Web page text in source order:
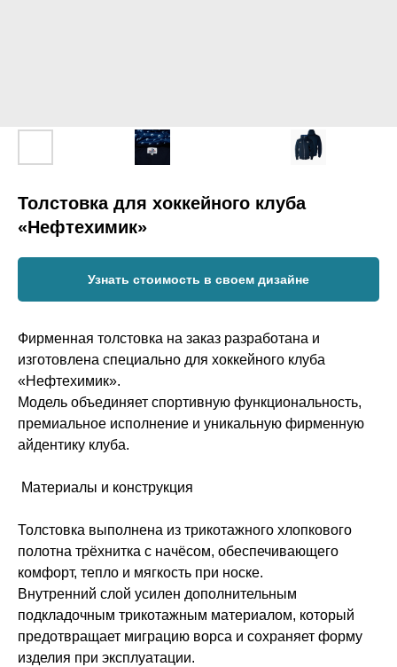
Толстовка для хоккейного клуба
«Нефтехимик»
Узнать стоимость в своем дизайне
Фирменная толстовка на заказ разработана и
изготовлена специально для хоккейного клуба
«Нефтехимик».
Модель объединяет спортивную функциональность,
премиальное исполнение и уникальную фирменную
айдентику клуба.
Материалы и конструкция
Толстовка выполнена из трикотажного хлопкового
полотна трёхнитка с начёсом, обеспечивающего
комфорт, тепло и мягкость при носке.
Внутренний слой усилен дополнительным
подкладочным трикотажным материалом, который
предотвращает миграцию ворса и сохраняет форму
изделия при эксплуатации.